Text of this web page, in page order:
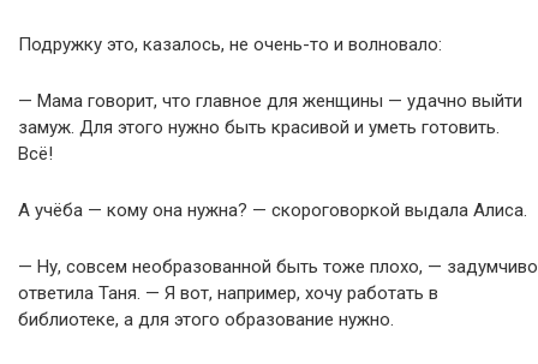
Подружку это, казалось, не очень-то и волновало:
— Мама говорит, что главное для женщины — удачно выйти
замуж. Для этого нужно быть красивой и уметь готовить.
Всё!
А учёба — кому она нужна? — скороговоркой выдала Алиса.
— Ну, совсем необразованной быть тоже плохо, — задумчиво
ответила Таня. — Я вот, например, хочу работать в
библиотеке, а для этого образование нужно.